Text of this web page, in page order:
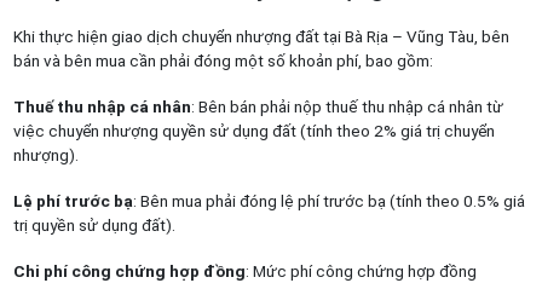
Khi thực hiện giao dịch chuyển nhượng đất tại Bà Rịa – Vũng Tàu, bên
bán và bên mua cần phải đóng một số khoản phí, bao gồm:
Thuế thu nhập cá nhân: Bên bán phải nộp thuế thu nhập cá nhân từ
việc chuyển nhượng quyền sử dụng đất (tính theo 2% giá trị chuyển
nhượng).
Lệ phí trước bạ: Bên mua phải đóng lệ phí trước bạ (tính theo 0.5% giá
trị quyền sử dụng đất).
Chi phí công chứng hợp đồng: Mức phí công chứng hợp đồng